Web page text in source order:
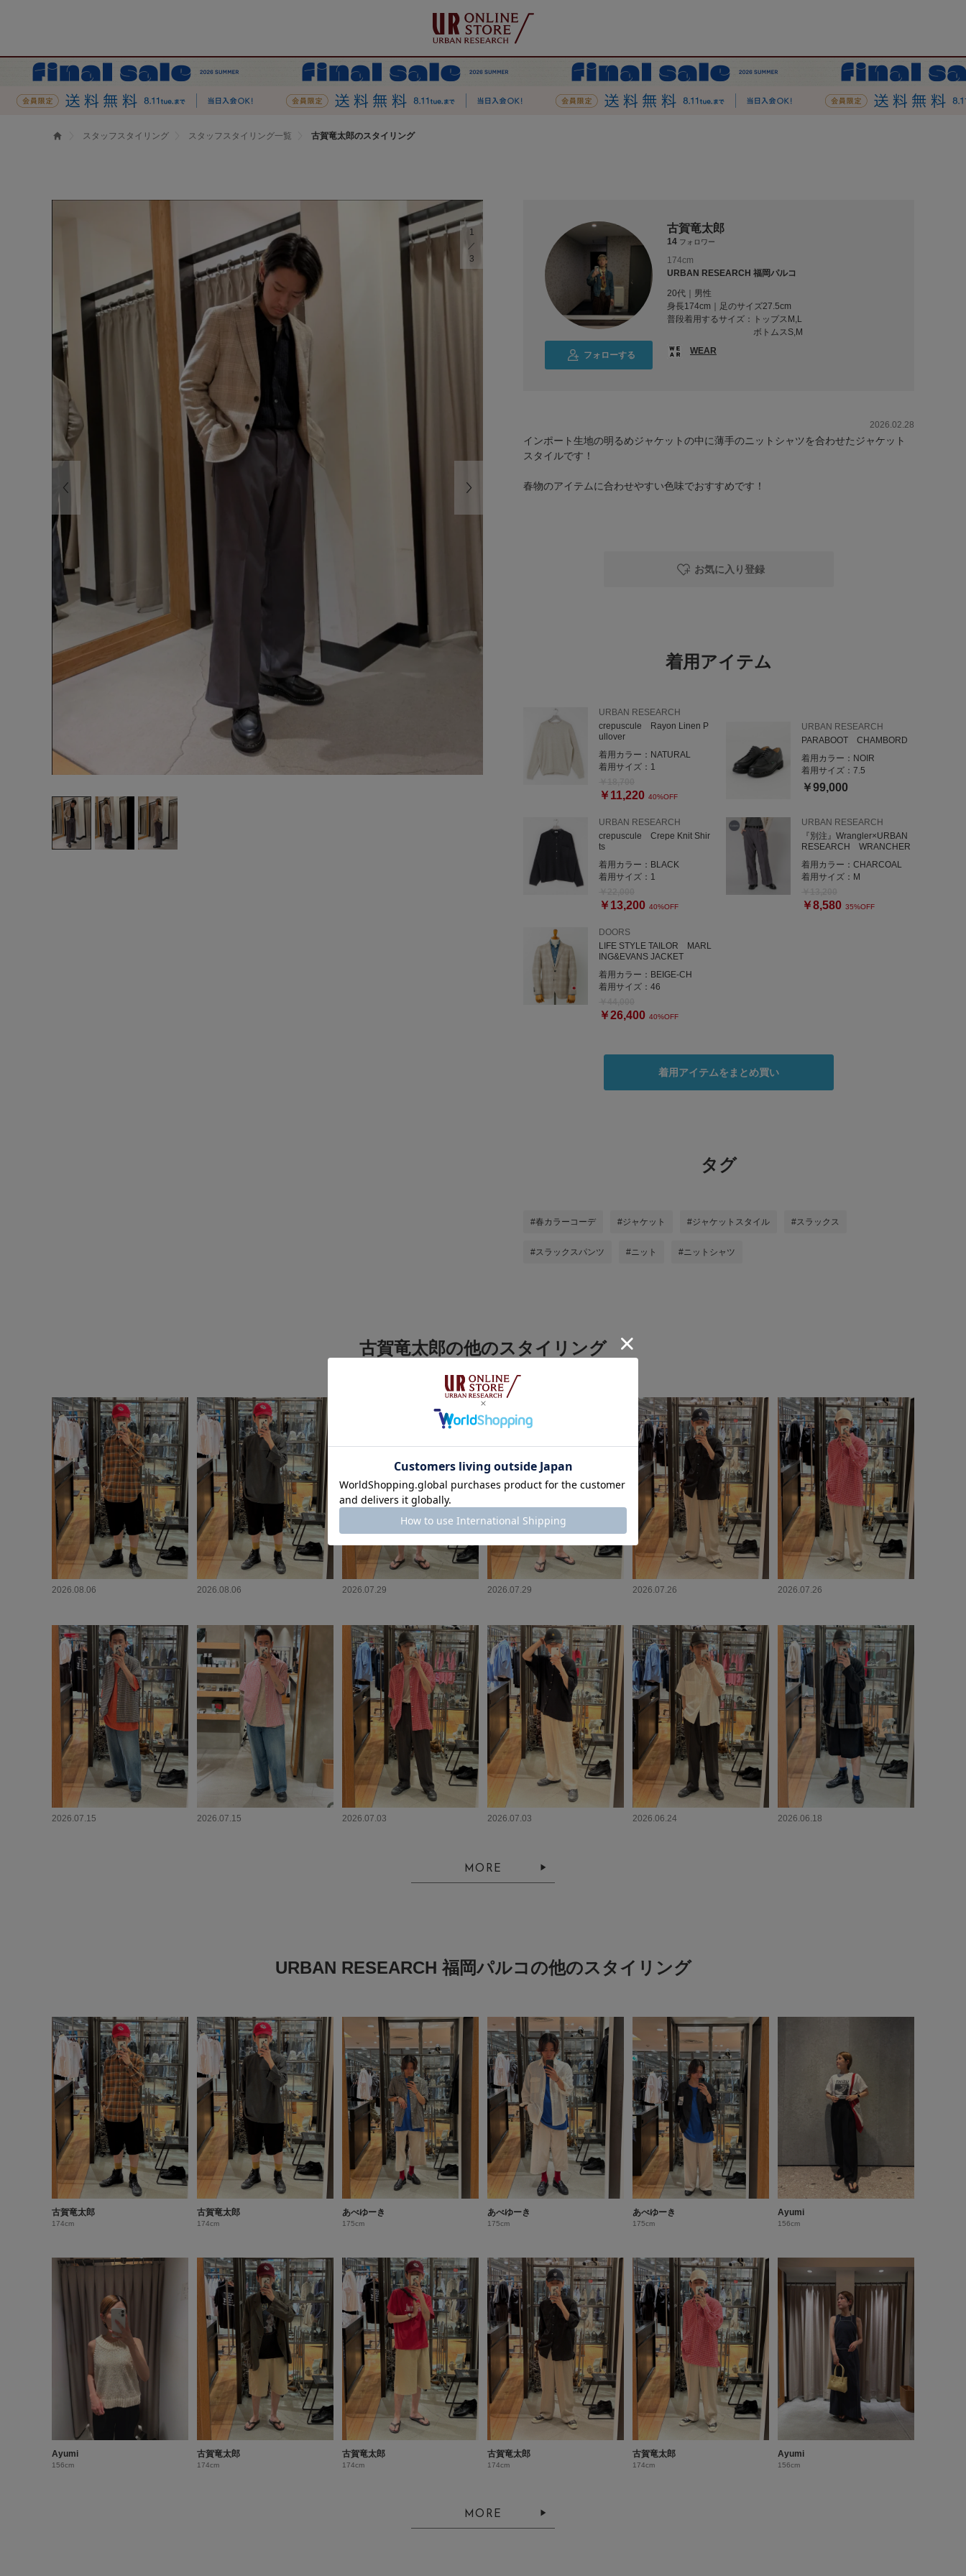
スタッフスタイリング スタッフスタイリング一覧 古賀竜太郎のスタイリング
1
3
フォローする
古賀竜太郎
14 フォロワー
174cm
URBAN RESEARCH 福岡パルコ
20代｜男性
身長174cm｜足のサイズ27.5cm
普段着用するサイズ：
トップスM,L
ボトムスS,M
WEAR
2026.02.28
インポート生地の明るめジャケットの中に薄手のニットシャツを合わせたジャケット
スタイルです！
春物のアイテムに合わせやすい色味でおすすめです！
お気に入り登録
着用アイテム
URBAN RESEARCH
crepuscule Rayon Linen P
ullover
着用カラー： NATURAL
着用サイズ： 1
￥11,220 40%OFF
URBAN RESEARCH
PARABOOT CHAMBORD
着用カラー： NOIR
着用サイズ： 7.5
￥99,000
URBAN RESEARCH
crepuscule Crepe Knit Shir
ts
着用カラー： BLACK
着用サイズ： 1
￥13,200 40%OFF
URBAN RESEARCH
『別注』Wrangler×URBAN
RESEARCH WRANCHER
着用カラー： CHARCOAL
着用サイズ： M
￥8,580 35%OFF
DOORS
LIFE STYLE TAILOR MARL
ING&EVANS JACKET
着用カラー： BEIGE-CH
着用サイズ： 46
￥26,400 40%OFF
着用アイテムをまとめ買い
タグ
#春カラーコーデ #ジャケット #ジャケットスタイル #スラックス
#スラックスパンツ #ニット #ニットシャツ
古賀竜太郎の他のスタイリング
2026.08.06 2026.08.06 2026.07.29 2026.07.29 2026.07.26 2026.07.26
2026.07.15 2026.07.15 2026.07.03 2026.07.03 2026.06.24 2026.06.18
MORE
URBAN RESEARCH 福岡パルコの他のスタイリング
古賀竜太郎
174cm
古賀竜太郎
174cm
あべゆーき
175cm
あべゆーき
175cm
あべゆーき
175cm
Ayumi
156cm
Ayumi
156cm
古賀竜太郎
174cm
古賀竜太郎
174cm
古賀竜太郎
174cm
古賀竜太郎
174cm
Ayumi
156cm
MORE